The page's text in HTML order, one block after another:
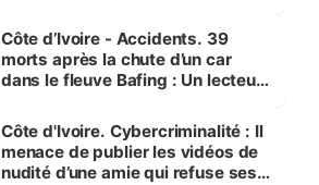
Côte d’Ivoire - Accidents. 39
morts après la chute d’un car
dans le fleuve Bafing : Un lecteur
des Transports
Côte d'Ivoire. Cybercriminalité : Il
menace de publier les vidéos de
nudité d’une amie qui refuse ses